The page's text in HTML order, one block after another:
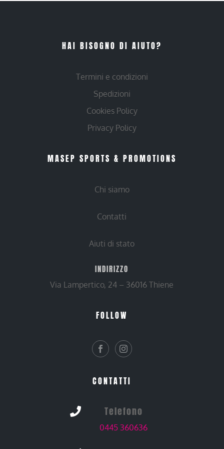
HAI BISOGNO DI AIUTO?
Termini e condizioni
Spedizioni
Cookies Policy
Privacy Policy
MASEP SPORTS & PROMOTIONS
Chi siamo
Contatti
Aiuti di stato
INDIRIZZO
Via Lampertico, 24 – 36016 Thiene
FOLLOW
CONTATTI
 Telefono
0445 360636